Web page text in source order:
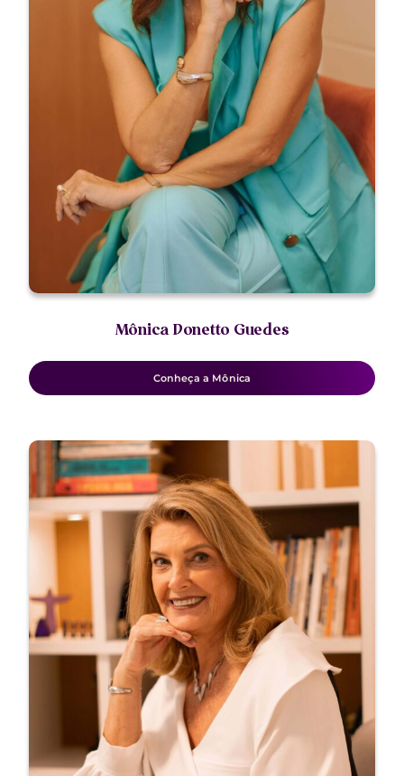
Mônica Donetto Guedes
Conheça a Mônica